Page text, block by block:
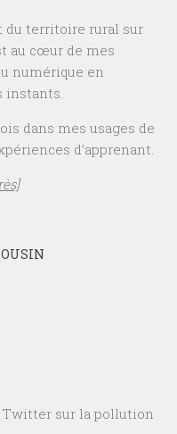
du territoire rural sur
au cœur de mes
numérique en
instants.
dans mes usages de
d’apprenant.
Twitter sur la pollution